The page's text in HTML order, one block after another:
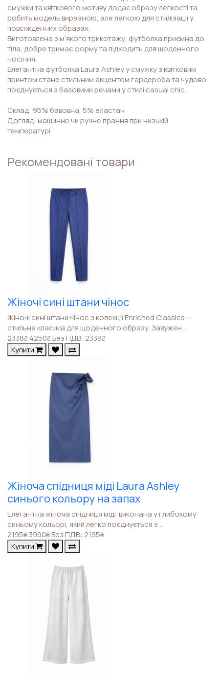
смужки та квіткового мотиву додає образу легкості та
робить модель виразною, але легкою для стилізації у
повсякденних образах.
Виготовлена з м’якого трикотажу, футболка приємна до
тіла, добре тримає форму та підходить для щоденного
носіння.
Елегантна футболка Laura Ashley у смужку з квітковим
принтом стане стильним акцентом гардероба та чудово
поєднується з базовими речами у стилі casual chic.
Склад: 95% бавовна, 5% еластан
Догляд: машинне чи ручне прання при низькій
температурі
Рекомендовані товари
Жіночі сині штани чінос
Жіночі сині штани чінос з колекції Enriched Classics —
стильна класика для щоденного образу. Завужен..
2338₴ 4250₴Без ПДВ: 2338₴
Купити
Жіноча спідниця міді Laura Ashley
синього кольору на запах
Елегантна жіноча спідниця міді виконана у глибокому
синьому кольорі, який легко поєднується з ..
2195₴ 3990₴Без ПДВ: 2195₴
Купити